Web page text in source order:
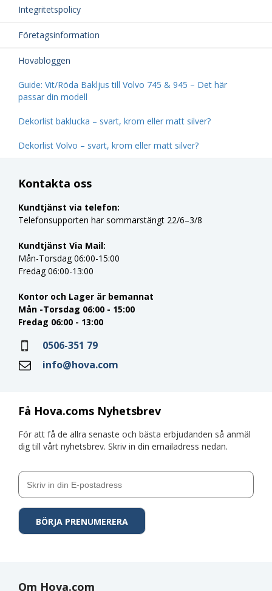
Integritetspolicy
Företagsinformation
Hovabloggen
Guide: Vit/Röda Bakljus till Volvo 745 & 945 – Det här
passar din modell
Dekorlist baklucka – svart, krom eller matt silver?
Dekorlist Volvo – svart, krom eller matt silver?
Få Hova.coms Nyhetsbrev
För att få de allra senaste och bästa erbjudanden så anmäl
dig till vårt nyhetsbrev. Skriv in din emailadress nedan.
Kontakta oss
Kundtjänst via telefon:
Telefonsupporten har sommarstängt 22/6–3/8
Kundtjänst Via Mail:
Mån-Torsdag 06:00-15:00
Fredag 06:00-13:00
Kontor och Lager är bemannat
Mån -Torsdag 06:00 - 15:00
Fredag 06:00 - 13:00
0506-351 79
info@hova.com
Om Hova.com